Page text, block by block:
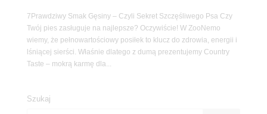
7Prawdziwy Smak Gęsiny – Czyli Sekret Szczęśliwego Psa Czy
Twój pies zasługuje na najlepsze? Oczywiście! W ZooNemo
wiemy, że pełnowartościowy posiłek to klucz do zdrowia, energii i
lśniącej sierści. Właśnie dlatego z dumą prezentujemy Country
Taste – mokrą karmę dla...
Szukaj